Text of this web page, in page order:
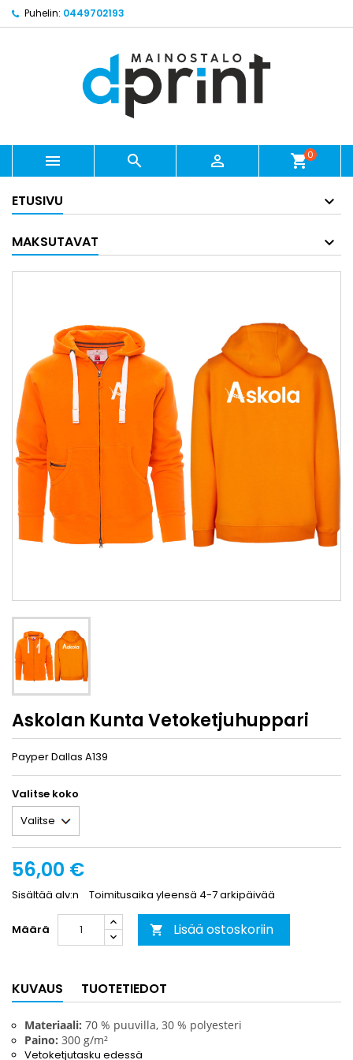
Puhelin: 0449702193
   shopping_cart0
ETUSIVU
MAKSUTAVAT
Askolan Kunta Vetoketjuhuppari
Payper Dallas A139
Valitse koko
56,00 €
Sisältää alv:n Toimitusaika yleensä 4-7 arkipäivää
Määrä  Lisää ostoskoriin
KUVAUS TUOTETIEDOT
Materiaali: 70 % puuvilla, 30 % polyesteri
Paino: 300 g/m²
Vetoketjutasku edessä